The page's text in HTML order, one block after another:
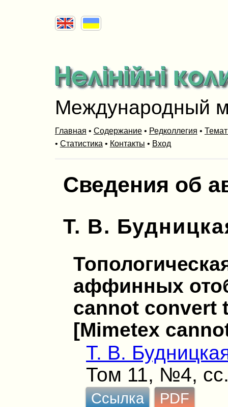
Международный
Главная • Содержание• Редколлегия •
• Статистика • Контакты • Вход
Сведения об
Т. В.
аффинных
cannot convert
[Mimetex
Т. В.
Том 11, №4,
Ссылка PDF